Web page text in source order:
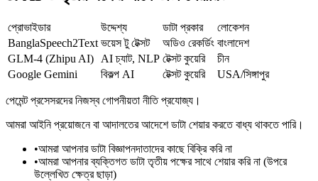
প্রোভাইডার উদ্দেশ্য ডাটা প্রকার
লোকেশন
BanglaSpeech2Text ভয়েস টু টেক্সট অডিও রেকর্ডিং বাংলাদেশ
GLM-4 (Zhipu AI)
AI চ্যাট, NLP টেক্সট কুয়েরি
চীন
Google Gemini
বিকল্প AI টেক্সট কুয়েরি USA/সিঙ্গাপুর
পেমেন্ট প্রসেসরদের নিজস্ব গোপনীয়তা নীতি প্রযোজ্য।
আমরা আইনি প্রয়োজনে বা আদালতের আদেশে ডাটা শেয়ার করতে বাধ্য থাকতে পারি।
•আমরা আপনার ডাটা বিজ্ঞাপনদাতাদের কাছে বিক্রি করি না
•আমরা আপনার ব্যক্তিগত ডাটা তৃতীয় পক্ষের সাথে শেয়ার করি না (উপরে
উল্লেখিত ক্ষেত্র ছাড়া)